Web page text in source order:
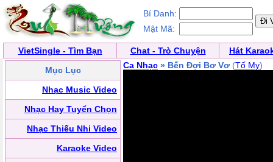
Bí Danh:
Mật Mã:
VietSingle - Tìm Bạn Chat - Trò Chuyện
Hát
Mục Lục
Nhạc Music Video
Nhạc Hay Tuyển Chọn
Nhạc Thiếu Nhi Video
Karaoke Video
Ca Nhạc » Bến Đợi Bơ Vơ (Tố My)